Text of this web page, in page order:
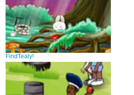
FindTealy!